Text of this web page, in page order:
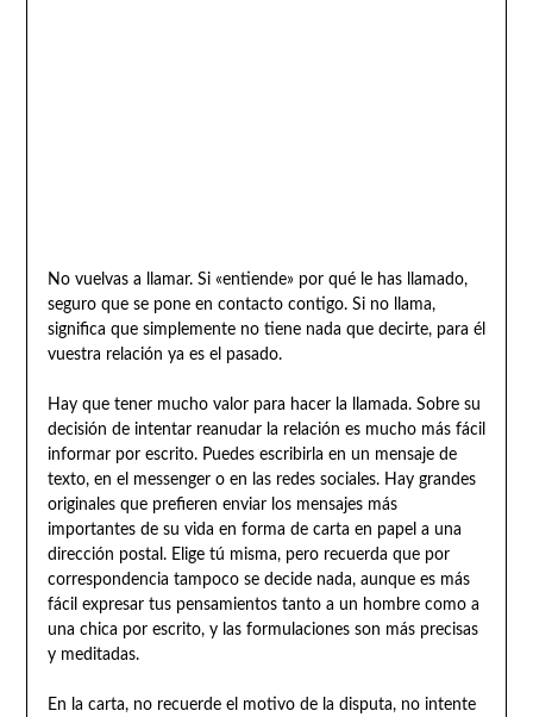
No vuelvas a llamar. Si «entiende» por qué le has llamado,
seguro que se pone en contacto contigo. Si no llama,
significa que simplemente no tiene nada que decirte, para él
vuestra relación ya es el pasado.
Hay que tener mucho valor para hacer la llamada. Sobre su
decisión de intentar reanudar la relación es mucho más fácil
informar por escrito. Puedes escribirla en un mensaje de
texto, en el messenger o en las redes sociales. Hay grandes
originales que prefieren enviar los mensajes más
importantes de su vida en forma de carta en papel a una
dirección postal. Elige tú misma, pero recuerda que por
correspondencia tampoco se decide nada, aunque es más
fácil expresar tus pensamientos tanto a un hombre como a
una chica por escrito, y las formulaciones son más precisas
y meditadas.
En la carta, no recuerde el motivo de la disputa, no intente